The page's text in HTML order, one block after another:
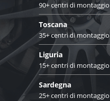
90+ centri di montaggio
Toscana
35+ centri di montaggio
Liguria
15+ centri di montaggio
Sardegna
25+ centri di montaggio